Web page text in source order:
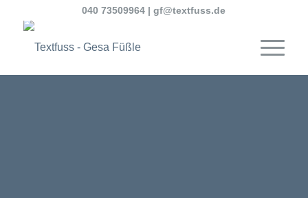
040 73509964 |gf@textfuss.de